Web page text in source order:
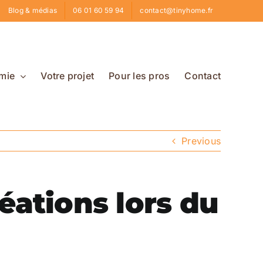
Blog & médias 06 01 60 59 94 contact@tinyhome.fr
Votre projet Pour les pros Contact
Previous
lors du